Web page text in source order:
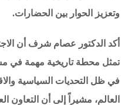
وتعزيز الحوار بين الحضارات.
أكد الدكتور عصام شرف أن
تمثل محطة تاريخية مهمة في
في ظل التحديات السياسية
العالم، مشيراً إلى أن التعاون